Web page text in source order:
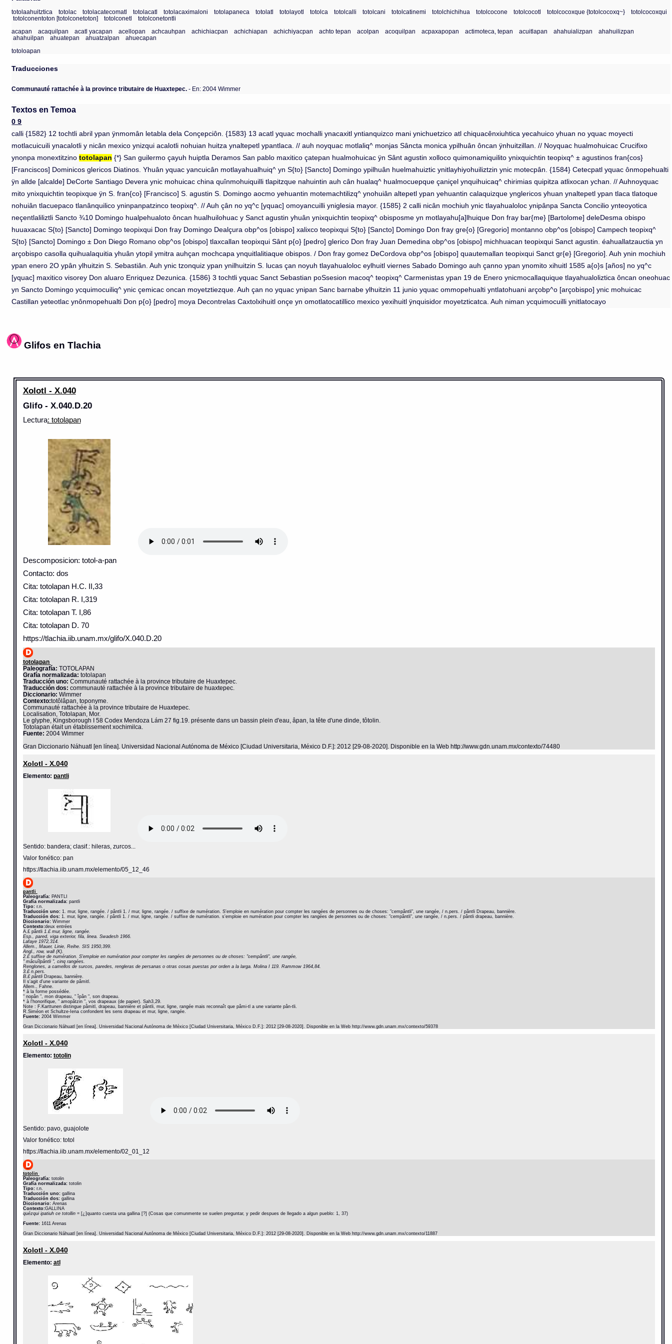
totolaahuitztica totolac totolacatecomatl totolacatl totolacaximaloni totolapaneca totolatl totolayotl totolca totolcalli totolcani totolcatinemi totolchichihua totolcocone totolcocotl totolcocoxque {totolcocoxq~}
totolcocoxqui
totolconentoton [totolconetoton]
totolconetl
totolconetontli
acapan
acaquilpan acatl yacapan acellopan achcauhpan achichiacpan achichiapan achichiyacpan achto tepan acolpan acoquilpan acpaxapopan actimoteca, tepan acuitlapan ahahuializpan
ahahuilizpan
ahahuilpan
ahuatepan ahuatzalpan
ahuecapan
totoloapan
Traducciones
Communauté rattachée à la province tributaire de Huaxtepec. - En: 2004 Wimmer
Textos en Temoa
0 9
calli {1582} 12 tochtli abril ypan ÿnmomân letabla dela Conçepciôn. {1583} 13 acatl yquac mochalli ynacaxitl yntianquizco mani ynichuetzico atl chiquacênxiuhtica yecahuico yhuan no yquac moyecti
motlacuicuili ynacalotli y nicân mexico ynizqui acalotli nohuian huitza ynaltepetl ypantlaca. // auh noyquac motlaliq^ monjas Sâncta monica ypilhuân ôncan ÿnhuitzillan. // Noyquac hualmohuicac Crucifixo
ynonpa monextitzinototolapan {*} San guilermo çayuh huiptla Deramos San pablo maxitico çatepan hualmohuicac ÿn Sânt agustin xolloco quimonamiquilito ynixquichtin teopixq^ ± agustinos fran{cos}
[Franciscos] Dominicos glericos Diatinos. Yhuân yquac yancuicân motlayahualhuiq^ yn S{to} [Sancto] Domingo ypilhuân huelmahuiztic ynitlayhiyohuiliztzin ynic motecpân. {1584} Cetecpatl yquac ônmopehualti
ÿn allde [alcalde] DeCorte Santiago Devera ynic mohuicac china quînmohuiquilli tlapitzque nahuintin auh cân hualaq^ hualmocuepque çaniçel ynquihuicaq^ chirimias quipitza atlixocan ychan. // Auhnoyquac
mito ynixquichtin teopixque ÿn S. fran{co} [Francisco] S. agustin S. Domingo aocmo yehuantin motemachtilizq^ ynohuiân altepetl ypan yehuantin calaquizque ynglericos yhuan ynaltepetl ypan tlaca tlatoque
nohuiân tlacuepaco tlanânquilico yninpanpatzinco teopixq^. // Auh çân no yq^c [yquac] omoyancuilli yniglesia mayor. {1585} 2 calli nicân mochiuh ynic tlayahualoloc ynipânpa Sancta Concilio ynteoyotica
neçentlaliliztli Sancto ¾10 Domingo hualpehualoto ôncan hualhuilohuac y Sanct agustin yhuân ynixquichtin teopixq^ obisposme yn motlayahu[a]lhuique Don fray bar{me} [Bartolome] deleDesma obispo
huuaxacac S{to} [Sancto] Domingo teopixqui Don fray Domingo Dealçura obp^os [obispo] xalixco teopixqui S{to} [Sancto] Domingo Don fray gre{o} [Gregorio] montanno obp^os [obispo] Campech teopixq^
S{to} [Sancto] Domingo ± Don Diego Romano obp^os [obispo] tlaxcallan teopixqui Sânt p{o} [pedro] glerico Don fray Juan Demedina obp^os [obispo] michhuacan teopixqui Sanct agustin. éahuallatzauctia yn
arçobispo casolla quihualaquitia yhuân ytopil ymitra auhçan mochcapa ynquitlalitiaque obispos. / Don fray gomez DeCordova obp^os [obispo] quautemallan teopixqui Sanct gr{e} [Gregorio]. Auh ynin mochiuh
ypan enero 2O ypân ylhuitzin S. Sebastiân. Auh ynic tzonquiz ypan ynilhuitzin S. lucas çan noyuh tlayahualoloc eylhuitl viernes Sabado Domingo auh çanno ypan ynomito xihuitl 1585 a{o}s [años] no yq^c
[yquac] maxitico visorey Don aluaro Enriquez Dezunica. {1586} 3 tochtli yquac Sanct Sebastian poSsesion macoq^ teopixq^ Carmenistas ypan 19 de Enero ynicmocallaquique tlayahualoliztica ôncan oneohuac
yn Sancto Domingo ycquimocuiliq^ ynic çemicac oncan moyetztiezque. Auh çan no yquac ynipan Sanc barnabe ylhuitzin 11 junio yquac ommopehualti yntlatohuani arçobp^o [arçobispo] ynic mohuicac
Castillan yeteotlac ynônmopehualti Don p{o} [pedro] moya Decontrelas Caxtolxihuitl onçe yn omotlatocatillico mexico yexihuitl ÿnquisidor moyetzticatca. Auh niman ycquimocuilli ynitlatocayo
Glifos en Tlachia
Xolotl - X.040
Glifo - X.040.D.20
Lectura: totolapan
Descomposicion: totol-a-pan
Contacto: dos
Cita: totolapan H.C. II,33
Cita: totolapan R. I,319
Cita: totolapan T. I,86
Cita: totolapan D. 70
https://tlachia.iib.unam.mx/glifo/X.040.D.20
totolapan
Paleografía: TOTOLAPAN
Grafía normalizada: totolapan
Traducción uno: Communauté rattachée à la province tributaire de Huaxtepec.
Traducción dos: communauté rattachée à la province tributaire de huaxtepec.
Diccionario: Wimmer
Contexto:totôlâpan, toponyme.
Communauté rattachée à la province tributaire de Huaxtepec.
Localisation, Totolapan, Mor.
Le glyphe, Kingsborough I 58 Codex Mendoza Lám 27 fig.19. présente dans un bassin plein d'eau, âpan, la tête d'une dinde, tôtolin.
Totolapan était un établissement xochimilca.
Fuente: 2004 Wimmer
Gran Diccionario Náhuatl [en línea]. Universidad Nacional Autónoma de México [Ciudad Universitaria, México D.F.]: 2012 [29-08-2020]. Disponible en la Web http://www.gdn.unam.mx/contexto/74480
Xolotl - X.040
Elemento: pantli
Sentido: bandera; clasif.: hileras, zurcos...
Valor fonético: pan
https://tlachia.iib.unam.mx/elemento/05_12_46
pantli
Paleografía:PANTLI
Grafía normalizada:pantli
Tipo:r.n.
Traducción uno:1. mur, ligne, rangée. / pântli 1. / mur, ligne, rangée. / suffixe de numération. S'emploie en numération pour compter les rangées de personnes ou de choses: "cempântli", une rangée, / n.pers. / pântli Drapeau, bannière.
Traducción dos:1. mur, ligne, rangée. / pântli 1. / mur, ligne, rangée. / suffixe de numération. s'emploie en numération pour compter les rangées de personnes ou de choses: "cempântli", une rangée, / n.pers. / pântli drapeau, bannière.
Diccionario: Wimmer
Contexto:deux entrées
A.£ pântli 1.£ mur, ligne, rangée.
Esp., pared, viga exterior, fila, linea. Swadesh 1966.
Lafaye 1972,314.
Allem., Mauer, Linie, Reihe. SIS 1950,399.
Angl., row, wall (K).
2.£ suffixe de numération. S'emploie en numération pour compter les rangées de personnes ou de choses: "cempântli", une rangée,
" mâcuîlpântli ", cinq rangées.
Renglones, a camellos de surcos, paredes, rengleras de persanas o otras cosas puestas por orden a la larga. Molina I 119. Rammow 1964,84.
3.£ n.pers.
B.£ pântli Drapeau, bannière.
Il s'agit d'une variante de pâmitl.
Allem., Fahne.
* à la forme possédée.
" nopân ", mon drapeau, " îpân ", son drapeau.
* à l'honorifique, " amopâtzin ", vos drapeaux (de papier). Sah3,29.
Note : F.Karttunen distingue pâmitl, drapeau, bannière et pântli, mur, ligne, rangée mais reconnaît que pâmi-tl a une variante pân-tli.
R.Siméon et Schultze-Iena confondent les sens drapeau et mur, ligne, rangée.
Fuente:2004 Wimmer
Gran Diccionario Náhuatl [en línea]. Universidad Nacional Autónoma de México [Ciudad Universitaria, México D.F.]: 2012 [29-08-2020]. Disponible en la Web http://www.gdn.unam.mx/contexto/59378
Xolotl - X.040
Elemento: totolin
Sentido: pavo, guajolote
Valor fonético: totol
https://tlachia.iib.unam.mx/elemento/02_01_12
totolin
Paleografía:totolin
Grafía normalizada:totolin
Tipo:r.n.
Traducción uno:gallina
Traducción dos:gallina
Diccionario: Arenas
Contexto:GALLINA
quézqui ipatiuh ce totollin = [¿]quanto cuesta una gallina [?] (Cosas que comunmente se suelen preguntar, y pedir despues de llegado a algun pueblo: 1, 37)
Fuente:1611 Arenas
Gran Diccionario Náhuatl [en línea]. Universidad Nacional Autónoma de México [Ciudad Universitaria, México D.F.]: 2012 [29-08-2020]. Disponible en la Web http://www.gdn.unam.mx/contexto/11887
Xolotl - X.040
Elemento: atl